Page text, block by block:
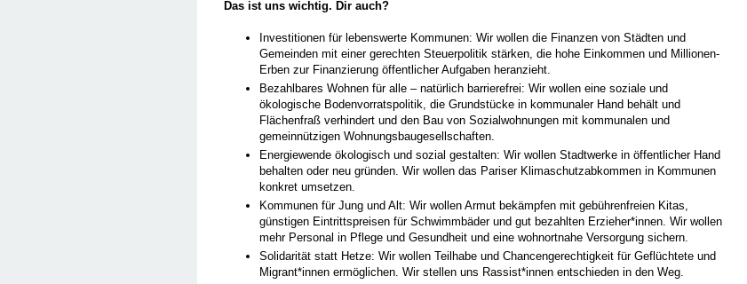
Das ist uns wichtig. Dir auch?
Investitionen für lebenswerte Kommunen: Wir wollen die Finanzen von Städten und
Gemeinden mit einer gerechten Steuerpolitik stärken, die hohe Einkommen und Millionen-
Erben zur Finanzierung öffentlicher Aufgaben heranzieht.
Bezahlbares Wohnen für alle – natürlich barrierefrei: Wir wollen eine soziale und
ökologische Bodenvorratspolitik, die Grundstücke in kommunaler Hand behält und
Flächenfraß verhindert und den Bau von Sozialwohnungen mit kommunalen und
gemeinnützigen Wohnungsbaugesellschaften.
Energiewende ökologisch und sozial gestalten: Wir wollen Stadtwerke in öffentlicher Hand
behalten oder neu gründen. Wir wollen das Pariser Klimaschutzabkommen in Kommunen
konkret umsetzen.
Kommunen für Jung und Alt: Wir wollen Armut bekämpfen mit gebührenfreien Kitas,
günstigen Eintrittspreisen für Schwimmbäder und gut bezahlten Erzieher*innen. Wir wollen
mehr Personal in Pflege und Gesundheit und eine wohnortnahe Versorgung sichern.
Solidarität statt Hetze: Wir wollen Teilhabe und Chancengerechtigkeit für Geflüchtete und
Migrant*innen ermöglichen. Wir stellen uns Rassist*innen entschieden in den Weg.